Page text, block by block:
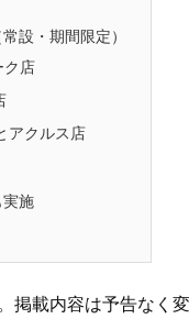
設・期間限定）
ク店
アクルス店
施
載内容は予告なく